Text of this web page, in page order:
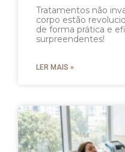
Tratamentos não
corpo estão
de forma prática e
surpreendentes!
LER MAIS »